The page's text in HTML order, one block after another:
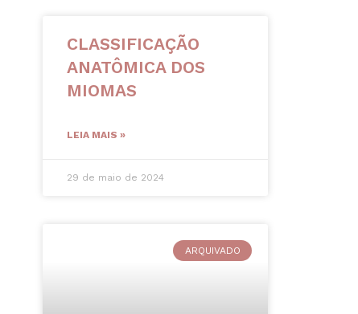
CLASSIFICAÇÃO
ANATÔMICA DOS
MIOMAS
LEIA MAIS »
29 de maio de 2024
ARQUIVADO